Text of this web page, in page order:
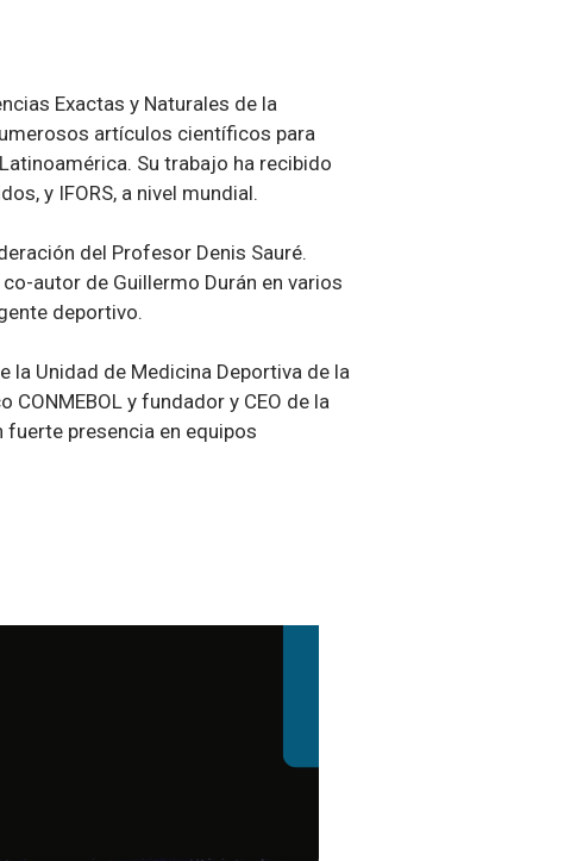
Exactas y Naturales de la
artículos científicos para
Su trabajo ha recibido
y IFORS, a nivel mundial.
del Profesor Denis Sauré.
autor de Guillermo Durán en varios
deportivo.
la Unidad de Medicina Deportiva de la
y fundador y CEO de la
presencia en equipos